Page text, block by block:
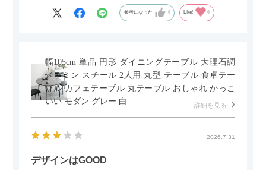
はいけないかもしれません。天板が冷たいので冬にどうなるの
かなというのも気になります。
参考になった 0 Like! 0
幅105cm 単品 円形 ダイニングテーブル 大理石調
メラミン スチール 2人用 丸型 テーブル 食卓テー
ブル カフェテーブル 丸テーブル おしゃれ かっこ
いい モダン グレー 白
詳細を見る
2026.7.31
デザインはGOOD